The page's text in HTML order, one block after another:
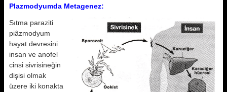
Plazmodyumda Metagenez:
Sıtma paraziti
piâzmodyum
hayat devresini
insan ve anofel
cinsi sivrisineğin
dişisi olmak
üzere iki konakta